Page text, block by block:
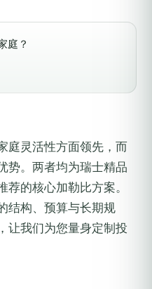
庭？
庭灵活性方面领先，而
势。两者均为瑞士精品
的核心加勒比方案。
结构、预算与长期规
，让我们为您量身定制投